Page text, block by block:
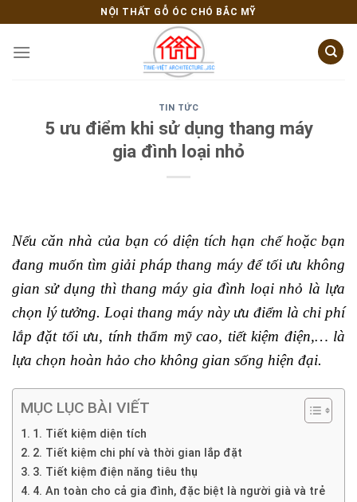
to
content
NỘI THẤT GỖ ÓC CHÓ BẮC MỸ
TIN TỨC
5 ưu điểm khi sử dụng thang máy
gia đình loại nhỏ
Nếu căn nhà của bạn có diện tích hạn chế hoặc bạn
đang muốn tìm giải pháp thang máy để tối ưu không
gian sử dụng thì thang máy gia đình loại nhỏ là lựa
chọn lý tưởng. Loại thang máy này ưu điểm là chi phí
lắp đặt tối ưu, tính thẩm mỹ cao, tiết kiệm điện,… là
lựa chọn hoàn hảo cho không gian sống hiện đại.
MỤC LỤC BÀI VIẾT
1. Tiết kiệm diện tích
2. Tiết kiệm chi phí và thời gian lắp đặt
3. Tiết kiệm điện năng tiêu thụ
4. An toàn cho cả gia đình, đặc biệt là người già và trẻ